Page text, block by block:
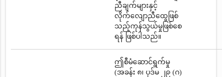
ညီချက်များနှင့်
လိုက်လျောညီထွေဖြစ်
သည့်ကုန်သွယ်မှုဖြစ်စေ
ရန် ဖြစ်ပါသည်။
ဤစီမံဆောင်ရွက်မှု
(အခန်း ၈၊ ပုဒ်မ ၂၉ (ဂ)